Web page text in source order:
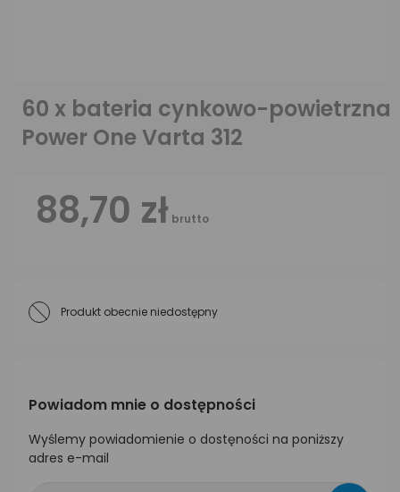
60 x bateria cynkowo-powietrzna
Power One Varta 312
88,70 zł brutto
Produkt obecnie niedostępny
Powiadom mnie o dostępności
Wyślemy powiadomienie o dostęności na poniższy
adres e-mail